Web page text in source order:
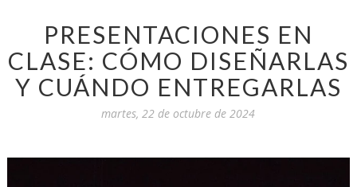
PRESENTACIONES EN
CLASE: CÓMO DISEÑARLAS
Y CUÁNDO ENTREGARLAS
martes, 22 de octubre de 2024